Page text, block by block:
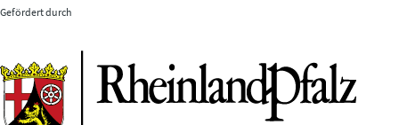
Gefördert durch